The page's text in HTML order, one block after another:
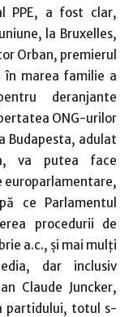
PPE, a fost clar,
la Bruxelles,
Orban, premierul
în marea familie a
deranjante
ONG-urilor
Budapesta, adulat
va putea face
europarlamentare,
ce Parlamentul
procedurii de
a.c., şi mai mulţi
dar inclusiv
Claude Juncker,
partidului, totul s-